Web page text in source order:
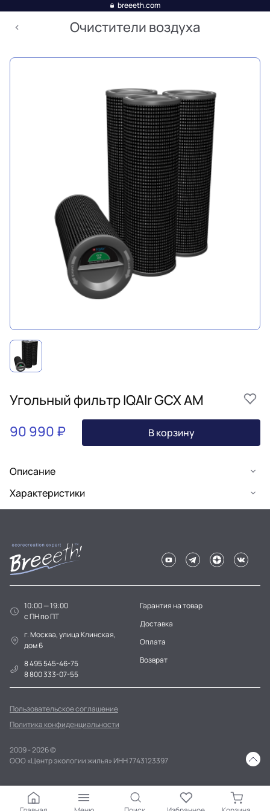
breeeth.com
Очистители воздуха
Угольный фильтр IQAIr GCX AM
90 990 ₽
В корзину
Описание
Характеристики
10:00 — 19:00
c ПН по ПТ
г. Москва, улица Клинская,
дом 6
8 495 545-46-75
8 800 333-07-55
Гарантия на товар
Доставка
Оплата
Возврат
Пользовательское соглашение
Политика конфиденциальности
2009 - 2026 ©
ООО «Центр экологии жилья» ИНН 7743123397